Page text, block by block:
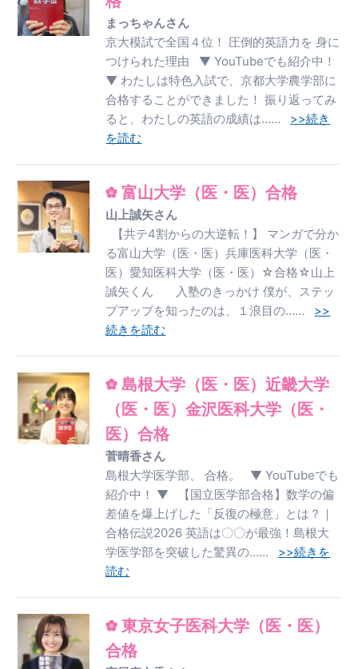
まっちゃんさん
京大模試で全国４位！ 圧倒的英語力を 身に
つけられた理由 ▼ YouTubeでも紹介中！
▼ わたしは特色入試で、京都大学農学部に
合格することができました！ 振り返ってみ
ると、わたしの英語の成績は…… >>続き
を読む
富山大学（医・医）合格
山上誠矢さん
【共テ4割からの大逆転！】 マンガで分か
る富山大学（医・医）兵庫医科大学（医・
医）愛知医科大学（医・医）☆合格☆山上
誠矢くん 入塾のきっかけ 僕が、ステッ
プアップを知ったのは、１浪目の…… >>
続きを読む
島根大学（医・医）近畿大学
（医・医）金沢医科大学（医・
医）合格
菅晴香さん
島根大学医学部、 合格。 ▼ YouTubeでも
紹介中！ ▼ 【国立医学部合格】数学の偏
差値を爆上げした「反復の極意」とは？｜
合格伝説2026 英語は〇〇が最強！島根大
学医学部を突破した驚異の…… >>続きを
読む
東京女子医科大学（医・医）
合格